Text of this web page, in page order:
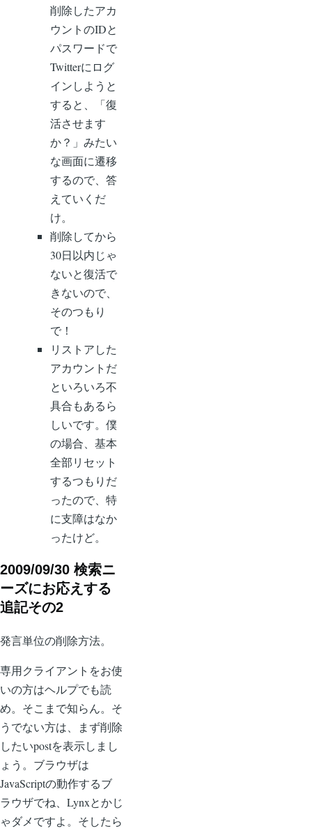
削除したアカ
ウントのIDと
パスワードで
Twitterにログ
インしようと
すると、「復
活させます
か？」みたい
な画面に遷移
するので、答
えていくだ
け。
削除してから
30日以内じゃ
ないと復活で
きないので、
そのつもり
で！
リストアした
アカウントだ
といろいろ不
具合もあるら
しいです。僕
の場合、基本
全部リセット
するつもりだ
ったので、特
に支障はなか
ったけど。
2009/09/30 検索ニ
ーズにお応えする
追記その2
発言単位の削除方法。
専用クライアントをお使
いの方はヘルプでも読
め。そこまで知らん。そ
うでない方は、まず削除
したいpostを表示しまし
ょう。ブラウザは
JavaScriptの動作するブ
ラウザでね、Lynxとかじ
ゃダメですよ。そしたら